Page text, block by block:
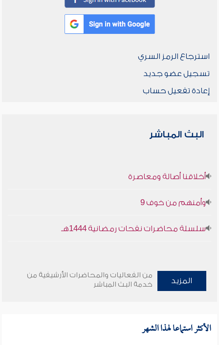
استرجاع الرمز السري
تسجيل عضو جديد
إعادة تفعيل حساب
البث المباشر
أخلاقنا أصالة ومعاصرة
وأمنهم من خوف 9
سلسلة محاضرات نفحات رمضانية 1444هـ
المزيد
من الفعاليات والمحاضرات الأرشيفية من
خدمة البث المباشر
الأكثر استماعا لهذا الشهر